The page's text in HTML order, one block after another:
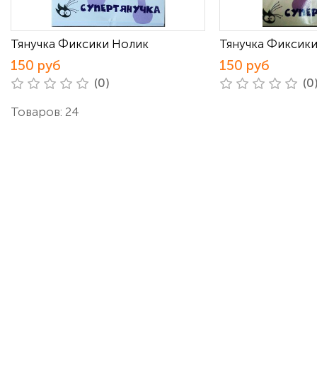
Тянучка Фиксики Нолик
150 руб
(0)
Тянучка
150 руб
Товаров: 24